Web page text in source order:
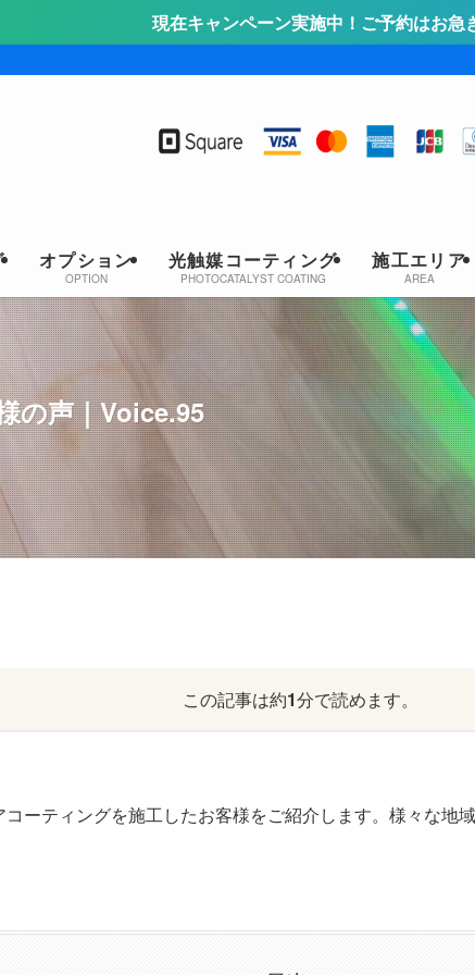
在キャンペーン実施中！ご予約はお急ぎください！詳しくは
オプション
OPTION
光触媒コーティング
PHOTOCATALYST COATING
施工エリア
AREA
の声｜Voice.95
この記事は約1分で読めます。
ーティングを施工したお客様をご紹介します。様々な地